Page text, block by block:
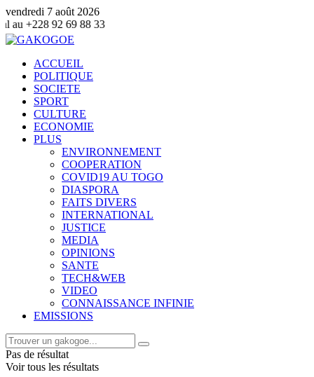
vendredi 7 août 2026
69 88 33
ACCUEIL
POLITIQUE
SOCIETE
SPORT
CULTURE
ECONOMIE
PLUS
ENVIRONNEMENT
COOPERATION
COVID19 AU TOGO
DIASPORA
FAITS DIVERS
INTERNATIONAL
JUSTICE
MEDIA
OPINIONS
SANTE
TECH&WEB
VIDEO
CONNAISSANCE INFINIE
EMISSIONS
Pas de résultat
Voir tous les résultats